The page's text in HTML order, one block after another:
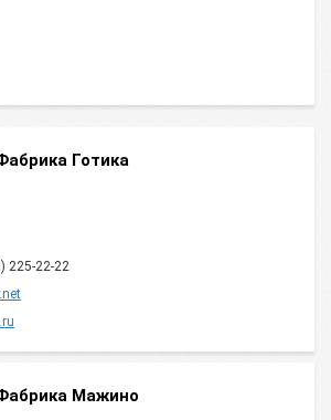
Готика
225-22-22
Мажино